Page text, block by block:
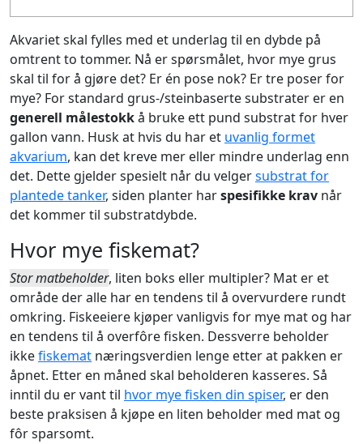
Akvariet skal fylles med et underlag til en dybde på
omtrent to tommer. Nå er spørsmålet, hvor mye grus
skal til for å gjøre det? Er én pose nok? Er tre poser for
mye? For standard grus-/steinbaserte substrater er en
generell målestokkå bruke ett pund substrat for hver
gallon vann. Husk at hvis du har et uvanlig formet
akvarium, kan det kreve mer eller mindre underlag enn
det. Dette gjelder spesielt når du velgersubstrat for
plantede tanker, siden planter harspesifikke krav når
det kommer til substratdybde.
Hvor mye fiskemat?
Stor matbeholder, liten boks eller multipler? Mat er et
område der alle har en tendens til å overvurdere rundt
omkring. Fiskeeiere kjøper vanligvis for mye mat og har
en tendens til å overfôre fisken. Dessverre beholder
ikkefiskemat næringsverdien lenge etter at pakken er
åpnet. Etter en måned skal beholderen kasseres. Så
inntil du er vant til hvor mye fisken din spiser, er den
beste praksisen å kjøpe en liten beholder med mat og
fôr sparsomt.